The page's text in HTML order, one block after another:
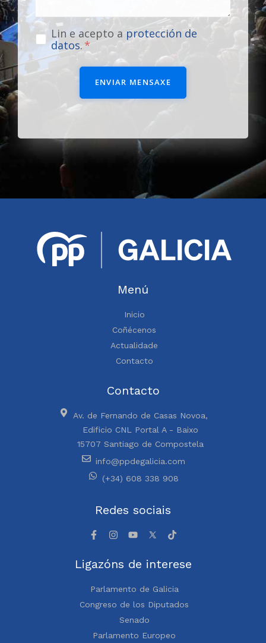
Lin e acepto a protección de
datos.
ENVIAR MENSAXE
Menú
Inicio
Coñécenos
Actualidade
Contacto
Contacto
Av. de Fernando de Casas Novoa,
Edificio CNL Portal A - Baixo
15707 Santiago de Compostela
info@ppdegalicia.com
(+34) 608 338 908
Redes sociais
Ligazóns de interese
Parlamento de Galicia
Congreso de los Diputados
Senado
Parlamento Europeo